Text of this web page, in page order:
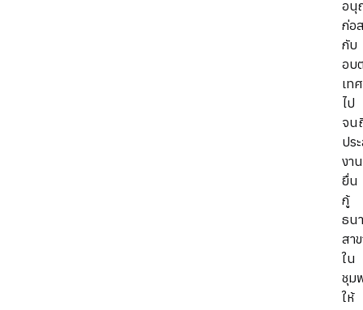
อนุ
ก่อ
กับ
อบ
เท
ไป
จน
ปร
งาน
ยื่น
กู้
ธน
สา
ใน
ชุม
ให้